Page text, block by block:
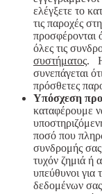
ελέγξετε το
τις παροχές
προσφέρονται
όλες τις
συστήματος. Η
συνεπάγεται
πρόσθετες
Υπόσχεση
καταφέρουμε
ποσό που
συνδρομής
τυχόν ζημιά ή
υπεύθυνοι για
δεδομένων